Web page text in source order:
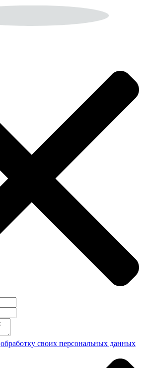
обработку своих персональных данных